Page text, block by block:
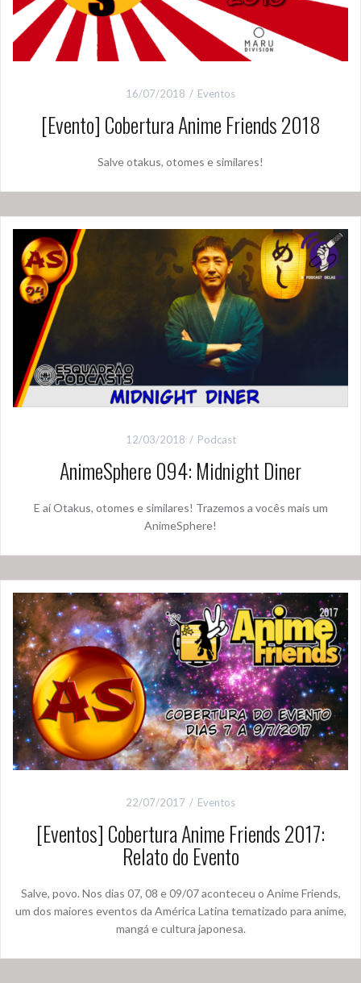
16/07/2018 Eventos
[Evento] Cobertura Anime Friends 2018
Salve otakus, otomes e similares!
12/03/2018 Podcast
AnimeSphere 094: Midnight Diner
E aí Otakus, otomes e similares! Trazemos a vocês mais um
AnimeSphere!
22/07/2017 Eventos
[Eventos] Cobertura Anime Friends 2017:
Relato do Evento
Salve, povo. Nos dias 07, 08 e 09/07 aconteceu o Anime Friends,
um dos maiores eventos da América Latina tematizado para anime,
mangá e cultura japonesa.